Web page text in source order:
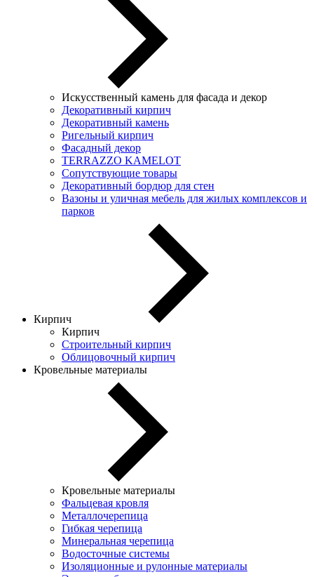
Искусственный камень для фасада и декор
Декоративный кирпич
Декоративный камень
Ригельный кирпич
Фасадный декор
TERRAZZO KAMELOT
Сопутствующие товары
Декоративный бордюр для стен
Вазоны и уличная мебель для жилых комплексов и
парков
Кирпич
Кирпич
Строительный кирпич
Облицовочный кирпич
Кровельные материалы
Кровельные материалы
Фальцевая кровля
Металлочерепица
Гибкая черепица
Минеральная черепица
Водосточные системы
Изоляционные и рулонные материалы